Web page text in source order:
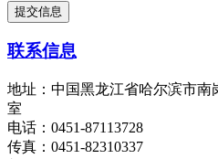
联系信息
地址：中国黑龙江省哈尔滨市南
室
电话：0451-87113728
传真：0451-82310337